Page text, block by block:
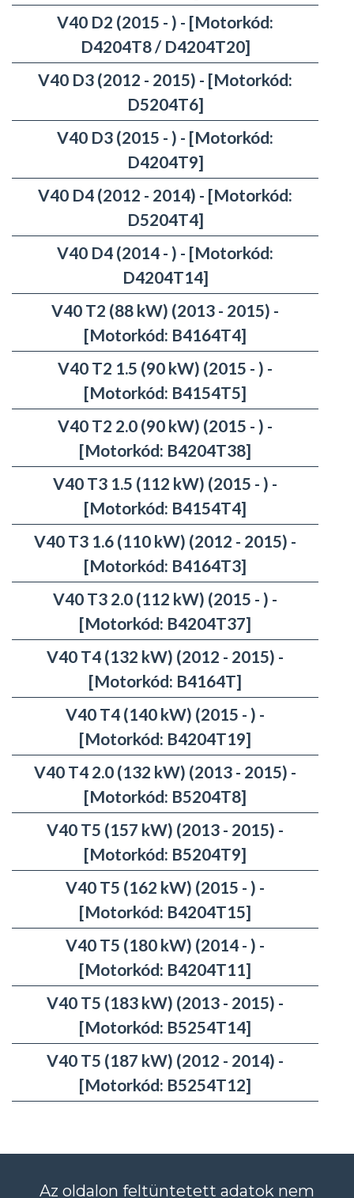
V40 D2 (2015 - ) - [Motorkód:
D4204T8 / D4204T20]
V40 D3 (2012 - 2015) - [Motorkód:
D5204T6]
V40 D3 (2015 - ) - [Motorkód:
D4204T9]
V40 D4 (2012 - 2014) - [Motorkód:
D5204T4]
V40 D4 (2014 - ) - [Motorkód:
D4204T14]
V40 T2 (88 kW) (2013 - 2015) -
[Motorkód: B4164T4]
V40 T2 1.5 (90 kW) (2015 - ) -
[Motorkód: B4154T5]
V40 T2 2.0 (90 kW) (2015 - ) -
[Motorkód: B4204T38]
V40 T3 1.5 (112 kW) (2015 - ) -
[Motorkód: B4154T4]
V40 T3 1.6 (110 kW) (2012 - 2015) -
[Motorkód: B4164T3]
V40 T3 2.0 (112 kW) (2015 - ) -
[Motorkód: B4204T37]
V40 T4 (132 kW) (2012 - 2015) -
[Motorkód: B4164T]
V40 T4 (140 kW) (2015 - ) -
[Motorkód: B4204T19]
V40 T4 2.0 (132 kW) (2013 - 2015) -
[Motorkód: B5204T8]
V40 T5 (157 kW) (2013 - 2015) -
[Motorkód: B5204T9]
V40 T5 (162 kW) (2015 - ) -
[Motorkód: B4204T15]
V40 T5 (180 kW) (2014 - ) -
[Motorkód: B4204T11]
V40 T5 (183 kW) (2013 - 2015) -
[Motorkód: B5254T14]
V40 T5 (187 kW) (2012 - 2014) -
[Motorkód: B5254T12]
Az oldalon feltüntetett adatok nem